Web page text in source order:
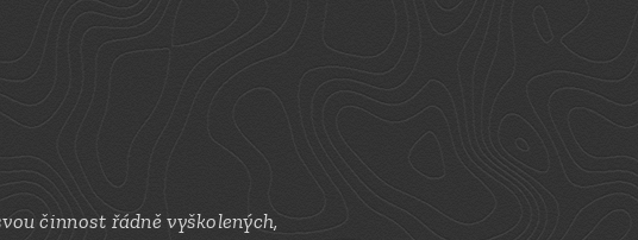
činnost řádně vyškolených,